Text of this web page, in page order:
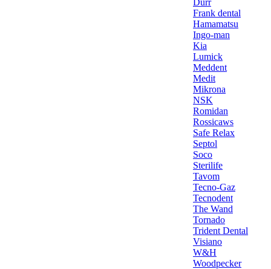
Dürr
Frank dental
Hamamatsu
Ingo-man
Kia
Lumick
Meddent
Medit
Mikrona
NSK
Romidan
Rossicaws
Safe Relax
Septol
Soco
Sterilife
Tavom
Tecno-Gaz
Tecnodent
The Wand
Tornado
Trident Dental
Visiano
W&H
Woodpecker